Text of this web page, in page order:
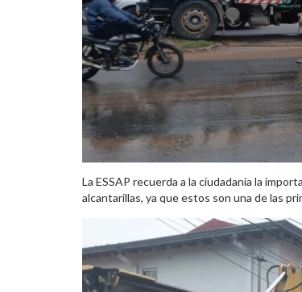
La ESSAP recuerda a la ciudadanía la
alcantarillas, ya que estos son una de las